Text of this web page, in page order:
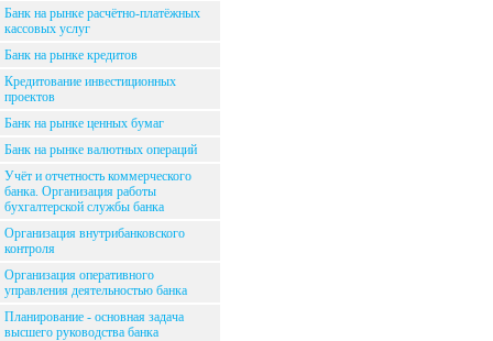
Банк на рынке расчётно-платёжных
кассовых услуг
Банк на рынке кредитов
Кредитование инвестиционных
проектов
Банк на рынке ценных бумаг
Банк на рынке валютных операций
Учёт и отчетность коммерческого
банка. Организация работы
бухгалтерской службы банка
Организация внутрибанковского
контроля
Организация оперативного
управления деятельностью банка
Планирование - основная задача
высшего руководства банка